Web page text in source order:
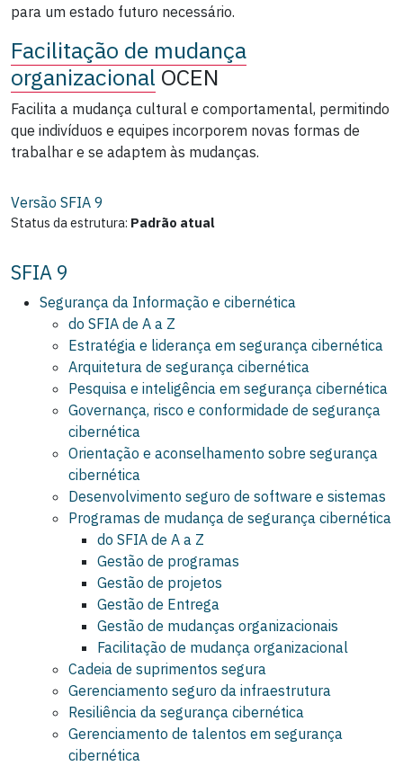
para um estado futuro necessário.
Facilitação de mudança
organizacional OCEN
Facilita a mudança cultural e comportamental, permitindo
que indivíduos e equipes incorporem novas formas de
trabalhar e se adaptem às mudanças.
Versão SFIA 9
Status da estrutura: Padrão atual
SFIA 9
Segurança da Informação e cibernética
do SFIA de A a Z
Estratégia e liderança em segurança cibernética
Arquitetura de segurança cibernética
Pesquisa e inteligência em segurança cibernética
Governança, risco e conformidade de segurança
cibernética
Orientação e aconselhamento sobre segurança
cibernética
Desenvolvimento seguro de software e sistemas
Programas de mudança de segurança cibernética
do SFIA de A a Z
Gestão de programas
Gestão de projetos
Gestão de Entrega
Gestão de mudanças organizacionais
Facilitação de mudança organizacional
Cadeia de suprimentos segura
Gerenciamento seguro da infraestrutura
Resiliência da segurança cibernética
Gerenciamento de talentos em segurança
cibernética